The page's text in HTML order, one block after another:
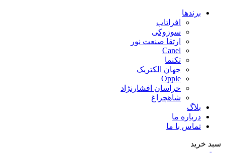
برندها
افراتاب
سوزوکی
ارتقا صنعت نور
Canel
تکنما
جهان الکتریک
Opple
خراسان افشارنژاد
شاهچراغ
بلاگ
درباره ما
تماس با ما
سبد خرید